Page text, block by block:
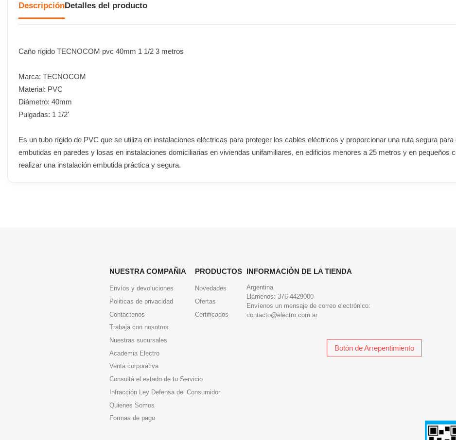
DescripciónDetalles del producto
Caño rígido TECNOCOM pvc 40mm 1 1/2 3 metros
Marca: TECNOCOM
Material: PVC
Diámetro: 40mm
Pulgadas: 1 1/2'
Es un tubo rígido de PVC que se utiliza en instalaciones eléctricas para proteger los cables eléctricos y proporcionar una ruta segura
embutidas en paredes y losas en instalaciones domiciliarias en viviendas unifamiliares, en edificios menores a 25 metros y en pequeños
realizar una instalación embutida práctica y segura.
NUESTRA COMPAÑIA
Envíos y devoluciones
Politicas de privacidad
Contactenos
Trabaja con nosotros
Nuestras sucursales
Academia Electro
Venta corporativa
Consultá el estado de tu Servicio
Infracción Ley Defensa del Consumidor
Quienes Somos
Formas de pago
PRODUCTOS
Novedades
Ofertas
Certificados
INFORMACIÓN DE LA TIENDA
Argentina
Llámenos: 376-4429000
Envíenos un mensaje de correo electrónico:
contacto@electro.com.ar
Botón de Arrepentimiento